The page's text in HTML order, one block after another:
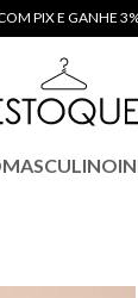
PIX E GANHE
MASCULINO